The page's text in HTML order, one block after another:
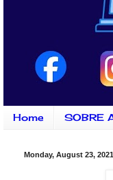
Home SOBRE
Monday, August 23, 2021